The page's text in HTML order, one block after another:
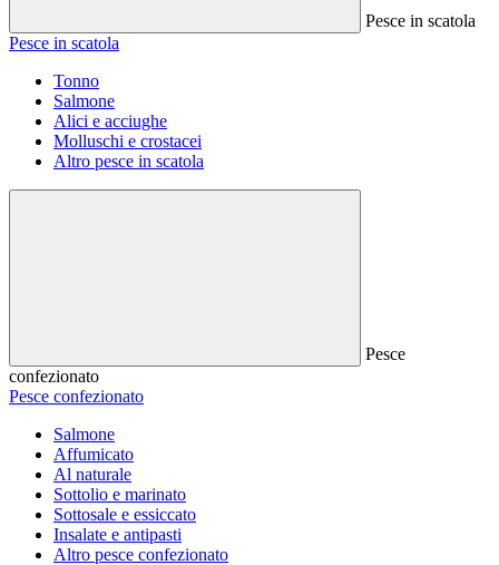
Pesce in scatola
Pesce in scatola
Tonno
Salmone
Alici e acciughe
Molluschi e crostacei
Altro pesce in scatola
Pesce
confezionato
Pesce confezionato
Salmone
Affumicato
Al naturale
Sottolio e marinato
Sottosale e essiccato
Insalate e antipasti
Altro pesce confezionato